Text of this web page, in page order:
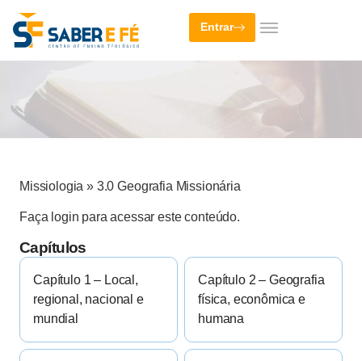
Entrar
Missiologia » 3.0 Geografia Missionária
Faça login para acessar este conteúdo.
Capítulos
Capítulo 1 – Local,
regional, nacional e
mundial
Capítulo 2 – Geografia
física, econômica e
humana